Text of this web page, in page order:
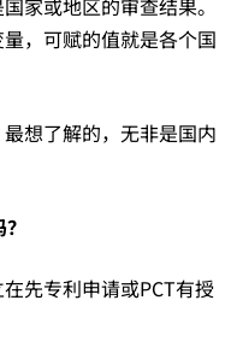
，可赋的值就是各个国
想了解的，无非是国内
先专利申请或PCT有授